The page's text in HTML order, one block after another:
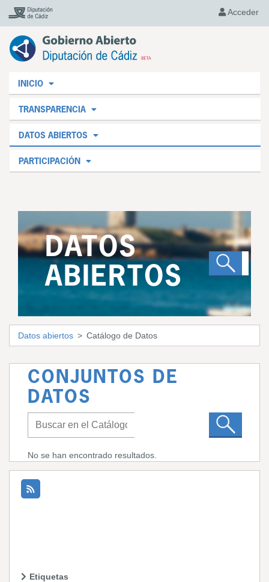
Acceder
INICIO
TRANSPARENCIA
DATOS ABIERTOS
PARTICIPACIÓN
DATOS
ABIERTOS
Datos abiertos Catálogo de Datos
CONJUNTOS DE
DATOS
No se han encontrado resultados.
Etiquetas